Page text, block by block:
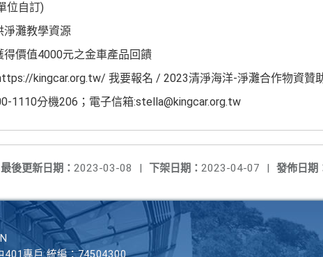
位自訂)
淨灘教學資源
價值4000元之金車產品回饋
kingcar.org.tw/ 我要報名 / 2023清淨海洋-淨灘合作物資贊
1110分機206；電子信箱:stella@kingcar.org.tw
發佈日期
下架日期： 2023-04-07 |
最後更新日期： 2023-03-08 |
401專戶 統編：74504300